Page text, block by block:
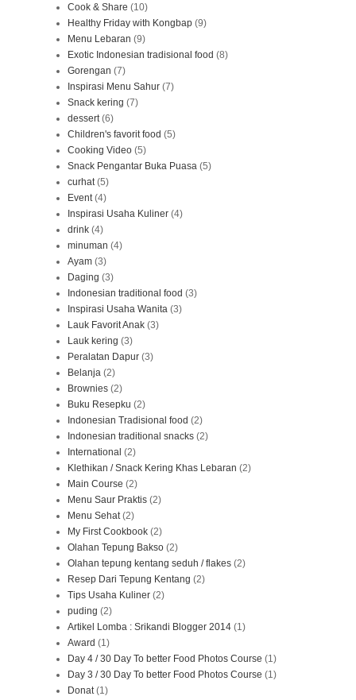
Cook & Share (10)
Healthy Friday with Kongbap (9)
Menu Lebaran (9)
Exotic Indonesian tradisional food (8)
Gorengan (7)
Inspirasi Menu Sahur (7)
Snack kering (7)
dessert (6)
Children's favorit food (5)
Cooking Video (5)
Snack Pengantar Buka Puasa (5)
curhat (5)
Event (4)
Inspirasi Usaha Kuliner (4)
drink (4)
minuman (4)
Ayam (3)
Daging (3)
Indonesian traditional food (3)
Inspirasi Usaha Wanita (3)
Lauk Favorit Anak (3)
Lauk kering (3)
Peralatan Dapur (3)
Belanja (2)
Brownies (2)
Buku Resepku (2)
Indonesian Tradisional food (2)
Indonesian traditional snacks (2)
International (2)
Klethikan / Snack Kering Khas Lebaran (2)
Main Course (2)
Menu Saur Praktis (2)
Menu Sehat (2)
My First Cookbook (2)
Olahan Tepung Bakso (2)
Olahan tepung kentang seduh / flakes (2)
Resep Dari Tepung Kentang (2)
Tips Usaha Kuliner (2)
puding (2)
Artikel Lomba : Srikandi Blogger 2014 (1)
Award (1)
Day 4 / 30 Day To better Food Photos Course (1)
Day 3 / 30 Day To better Food Photos Course (1)
Donat (1)